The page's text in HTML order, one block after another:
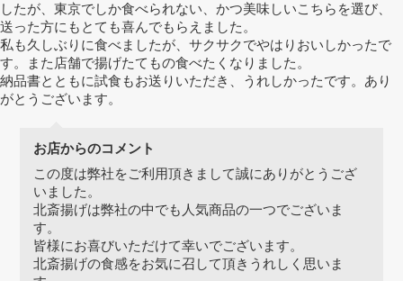
したが、東京でしか食べられない、かつ美味しいこちらを選び、
送った方にもとても喜んでもらえました。
私も久しぶりに食べましたが、サクサクでやはりおいしかったで
す。また店舗で揚げたてもの食べたくなりました。
納品書とともに試食もお送りいただき、うれしかったです。あり
がとうございます。
お店からのコメント
この度は弊社をご利用頂きまして誠にありがとうござ
いました。
北斎揚げは弊社の中でも人気商品の一つでございま
す。
皆様にお喜びいただけて幸いでございます。
北斎揚げの食感をお気に召して頂きうれしく思いま